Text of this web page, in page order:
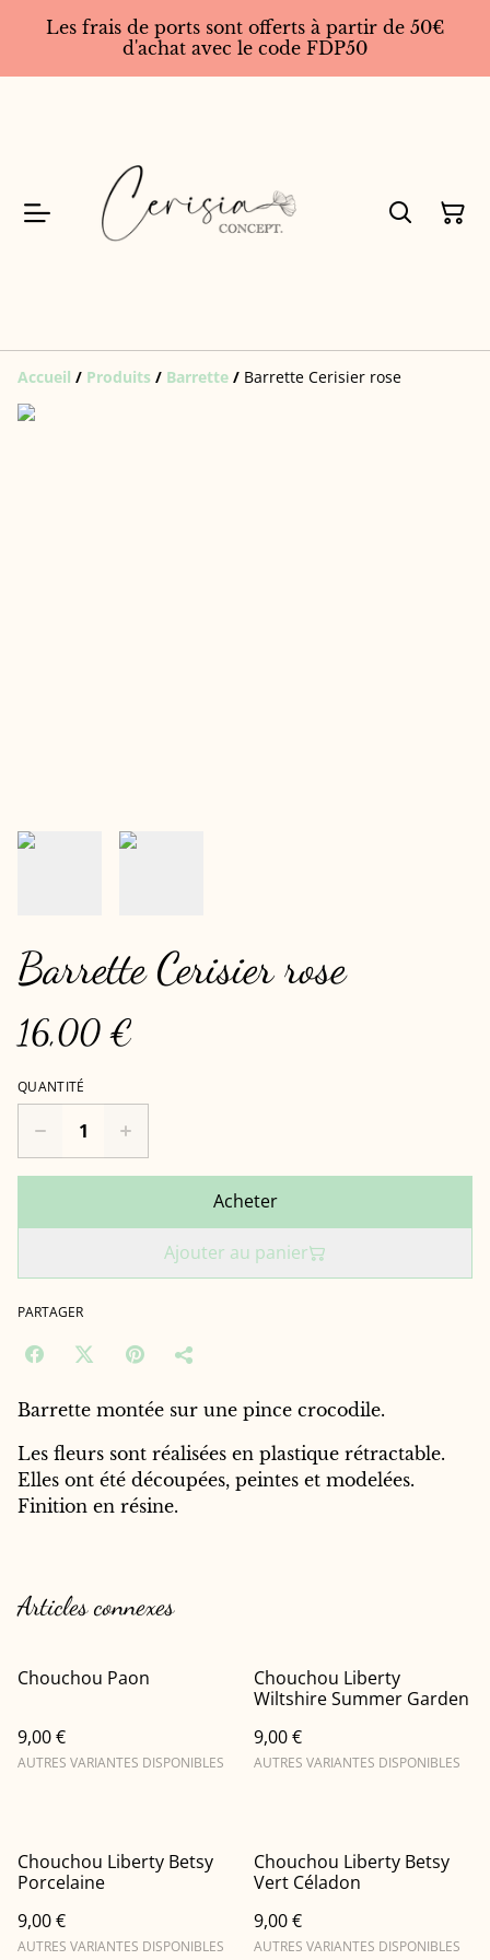
Les frais de ports sont offerts à partir de 50€
d'achat avec le code FDP50
Accueil / Produits / Barrette / Barrette Cerisier rose
Barrette Cerisier rose
16,00 €
QUANTITÉ
Acheter
Ajouter au panier
PARTAGER
Barrette montée sur une pince crocodile.
Les fleurs sont réalisées en plastique rétractable.
Elles ont été découpées, peintes et modelées.
Finition en résine.
Articles connexes
Chouchou Paon
9,00 €
AUTRES VARIANTES DISPONIBLES
Chouchou Liberty
Wiltshire Summer Garden
9,00 €
AUTRES VARIANTES DISPONIBLES
Chouchou Liberty Betsy
Porcelaine
9,00 €
AUTRES VARIANTES DISPONIBLES
Chouchou Liberty Betsy
Vert Céladon
9,00 €
AUTRES VARIANTES DISPONIBLES